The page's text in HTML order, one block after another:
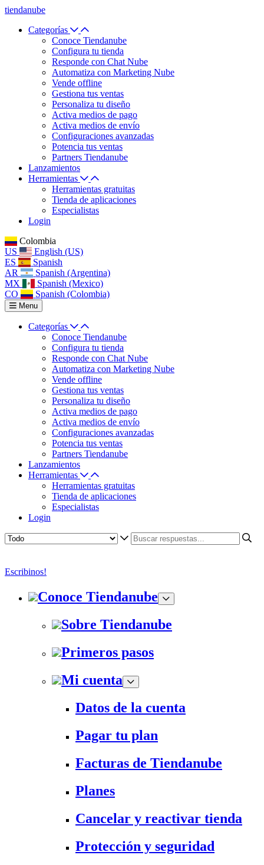
tiendanube
Categorías
Conoce Tiendanube
Configura tu tienda
Responde con Chat Nube
Automatiza con Marketing Nube
Vende offline
Gestiona tus ventas
Personaliza tu diseño
Activa medios de pago
Activa medios de envío
Configuraciones avanzadas
Potencia tus ventas
Partners Tiendanube
Lanzamientos
Herramientas
Herramientas gratuitas
Tienda de aplicaciones
Especialistas
Login
Colombia
US
English (US)
ES
Spanish
AR
Spanish (Argentina)
MX
Spanish (Mexico)
CO
Spanish (Colombia)
Menu
Categorías
Conoce Tiendanube
Configura tu tienda
Responde con Chat Nube
Automatiza con Marketing Nube
Vende offline
Gestiona tus ventas
Personaliza tu diseño
Activa medios de pago
Activa medios de envío
Configuraciones avanzadas
Potencia tus ventas
Partners Tiendanube
Lanzamientos
Herramientas
Herramientas gratuitas
Tienda de aplicaciones
Especialistas
Login
Escribinos!
Conoce Tiendanube
Sobre Tiendanube
Primeros pasos
Mi cuenta
Datos de la cuenta
Pagar tu plan
Facturas de Tiendanube
Planes
Cancelar y reactivar tienda
Protección y seguridad